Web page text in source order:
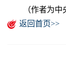
（作者为中央
返回首页>>